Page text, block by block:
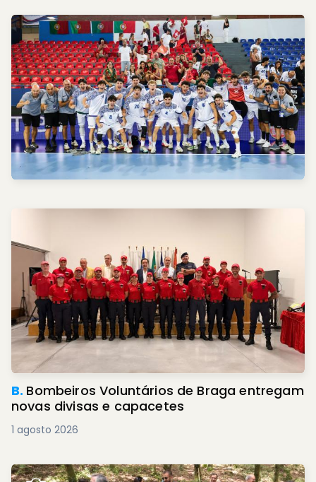
B. Bombeiros Voluntários de Braga entregam
novas divisas e capacetes
1 agosto 2026